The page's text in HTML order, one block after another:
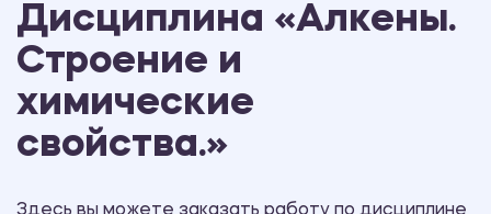
Дисциплина «Алкены.
Строение и
химические
свойства.»